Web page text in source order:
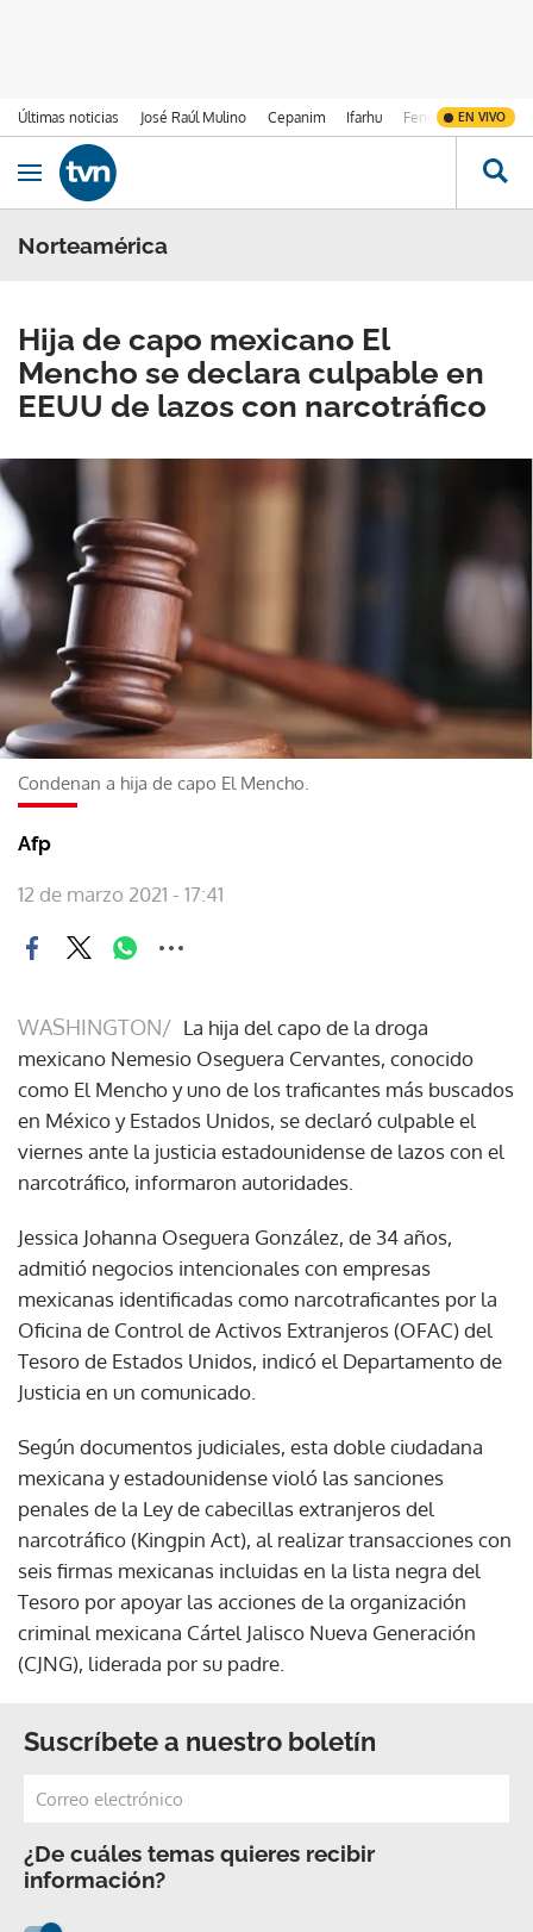
Últimas noticias José Raúl Mulino Cepanim Ifarhu Fenómeno de El
EN VIVO
Ir al contenido
Obrir navegació
Norteamérica
Hija de capo mexicano El
Mencho se declara culpable en
EEUU de lazos con narcotráfico
Condenan a hija de capo El Mencho.
Afp
12 de marzo 2021 - 17:41
WASHINGTON/ La hija del capo de la droga
mexicano Nemesio Oseguera Cervantes, conocido
como El Mencho y uno de los traficantes más buscados
en México y Estados Unidos, se declaró culpable el
viernes ante la justicia estadounidense de lazos con el
narcotráfico, informaron autoridades.
Jessica Johanna Oseguera González, de 34 años,
admitió negocios intencionales con empresas
mexicanas identificadas como narcotraficantes por la
Oficina de Control de Activos Extranjeros (OFAC) del
Tesoro de Estados Unidos, indicó el Departamento de
Justicia en un comunicado.
Según documentos judiciales, esta doble ciudadana
mexicana y estadounidense violó las sanciones
penales de la Ley de cabecillas extranjeros del
narcotráfico (Kingpin Act), al realizar transacciones con
seis firmas mexicanas incluidas en la lista negra del
Tesoro por apoyar las acciones de la organización
criminal mexicana Cártel Jalisco Nueva Generación
(CJNG), liderada por su padre.
Suscríbete a nuestro boletín
¿De cuáles temas quieres recibir
información?